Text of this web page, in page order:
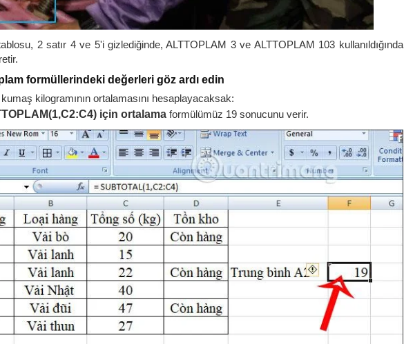
2 satır 4 ve 5'i gizlediğinde, ALTTOPLAM 3 ve ALTTOPLAM 103 kullanıldığında
formüllerindeki değerleri göz ardı edin
kilogramının ortalamasını hesaplayacaksak:
için ortalamaformülümüz 19 sonucunu verir.